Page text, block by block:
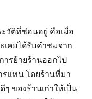
ะวัติที่ซ่อนอยู่ คือเมื่อ
เคยได้รับคำชมจาก
รย้ายร้านออกไป
รแทน โดยร้านที่มา
ของร้านเก่าให้เป็น